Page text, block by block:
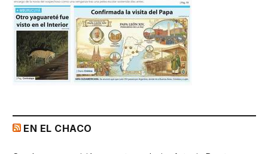
EN EL CHACO